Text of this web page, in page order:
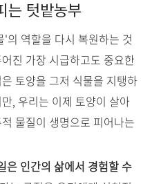
는 텃밭농부
의 역할을 다시 복원하는 것
진 가장 시급하고도 중요한
토양을 그저 식물을 지탱하
, 우리는 이제 토양이 살아
물질이 생명으로 피어나는
은 인간의 삶에서 경험할 수